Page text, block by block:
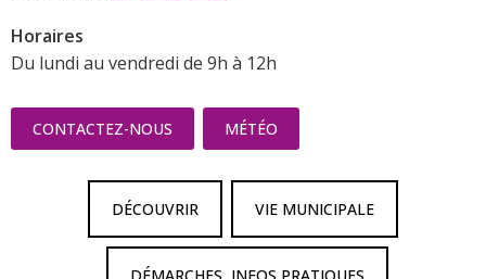
Horaires
Du lundi au vendredi de 9h à 12h
CONTACTEZ-NOUS MÉTÉO
DÉCOUVRIR VIE MUNICIPALE